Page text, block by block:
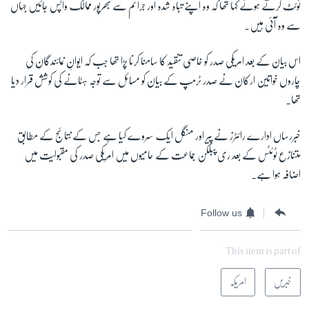
ٹوئٹ کرتے ہوئے کہا تھا کہ وہ اپنے تباہ شدہ اور جرائم سے بھرپور ممالک واپس جائیں جہاں
سے وہ آئی ہیں۔
اس بیان کے بعد امریکی صدر کو خاصی تنقید کا سامنا کرنا پڑا تھا جب کہ ایوانِ نمائندگان کی
چاروں خواتین ارکان نے صدر ٹرمپ کے بیان کو مسائل سے توجہ ہٹانے کی کوشش قرار دیا
تھا۔
خبررساں ادارے رائٹرز نے پیر اور منگل ایک سروے کیا ہے جس کے نتائج کے مطابق
متنازع ٹوئٹس کے بعد ری پبلکن جماعت کے حامیوں میں امریکی صدر کی مقبولیت میں
اضافہ ہوا ہے۔
Follow us
This item is part of
خبریں امریکہ